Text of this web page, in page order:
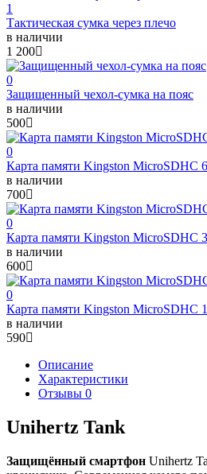
1
Тактическая сумка через плечо
в наличии
1 200
0
Защищенный чехол-сумка на пояс
в наличии
500
0
Карта памяти Kingston MicroSDHC
в наличии
700
0
Карта памяти Kingston MicroSDHC
в наличии
600
0
Карта памяти Kingston MicroSDHC
в наличии
590
Описание
Характеристики
Отзывы 0
Unihertz Tank
Защищённый смартфон Unihertz